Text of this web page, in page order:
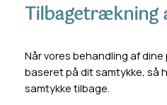
Tilbagetrækning
Når vores behandling af
baseret på dit samtykke, så
samtykke tilbage.